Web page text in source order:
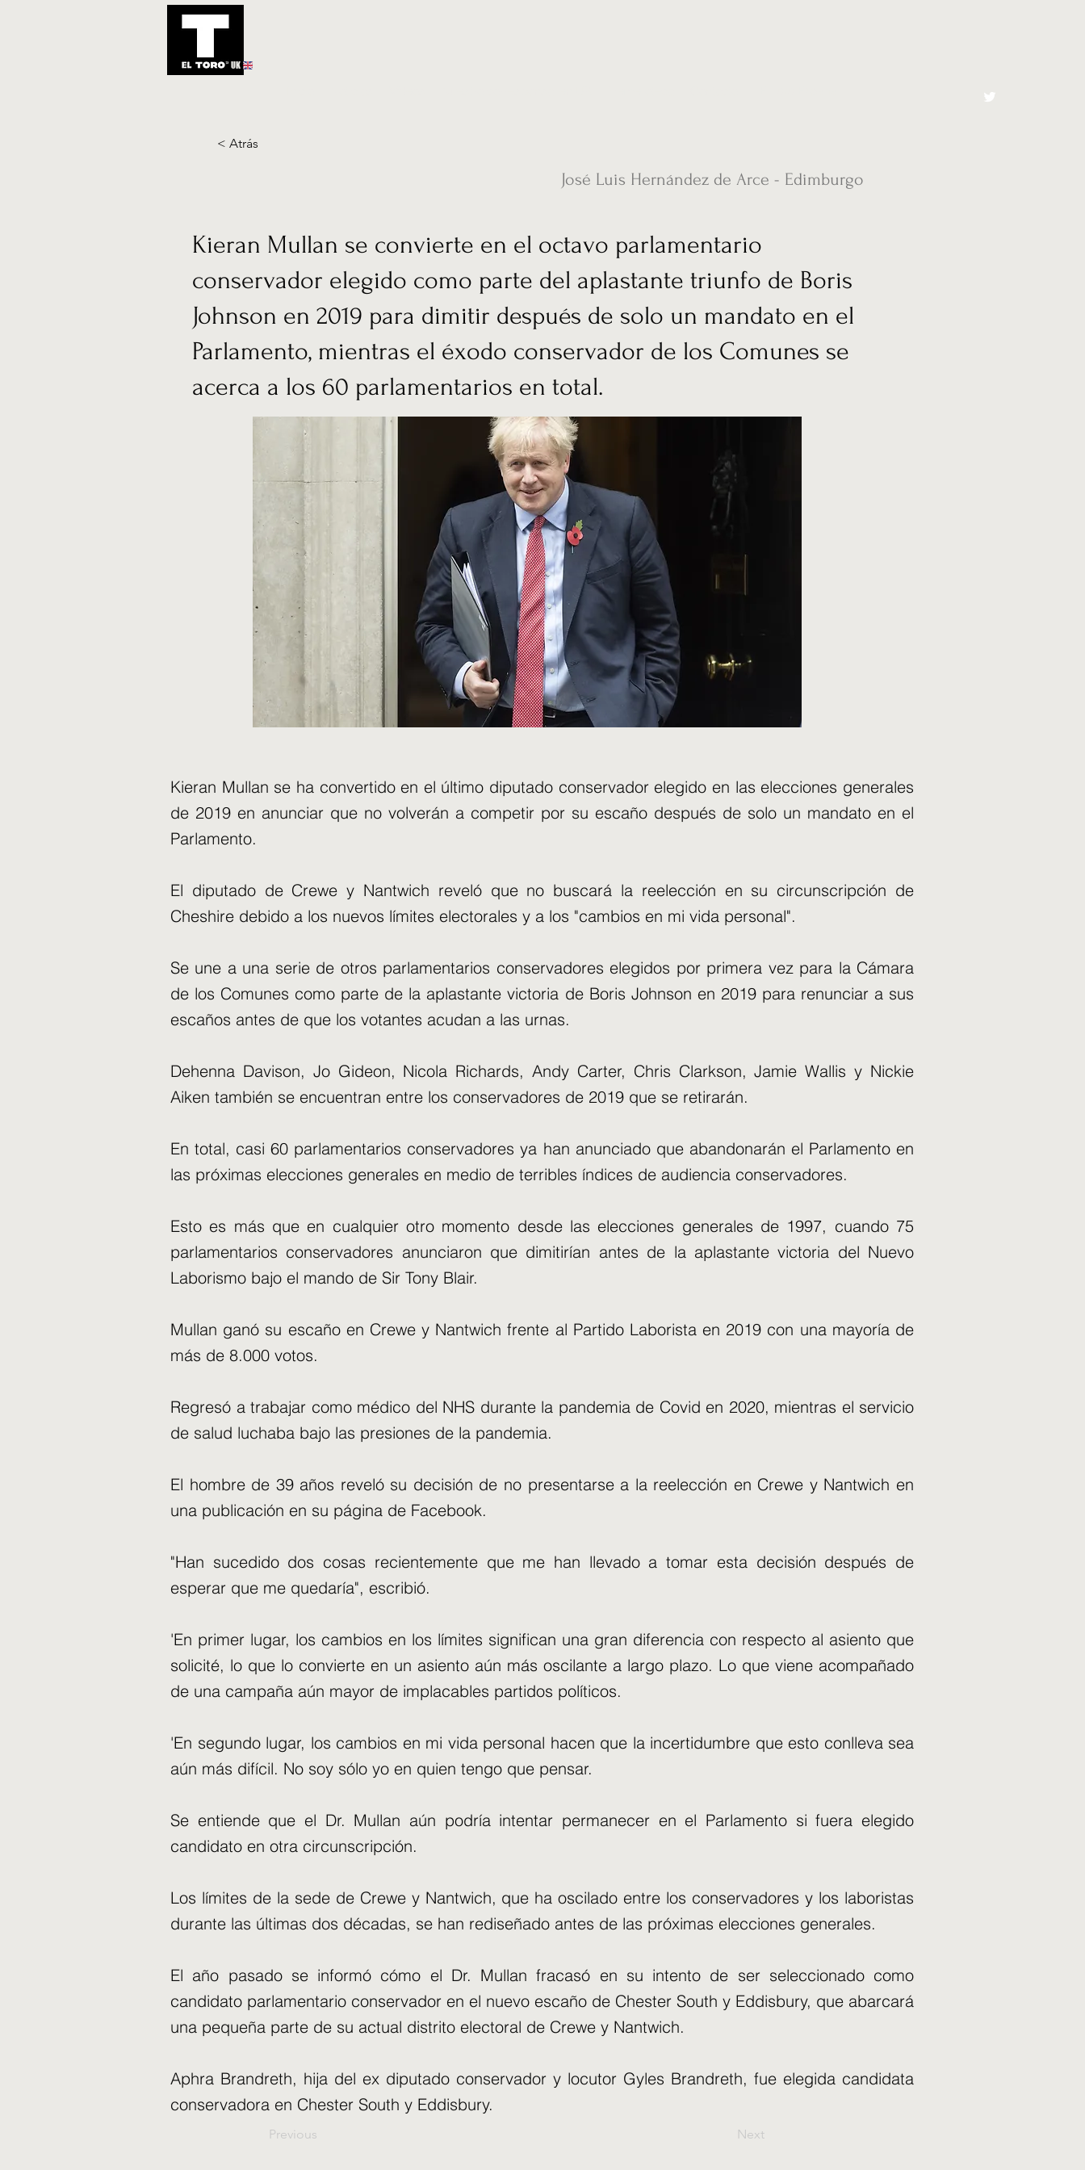
UK
< Atrás
José Luis Hernández de Arce - Edimburgo
Kieran Mullan se convierte en el octavo parlamentario
conservador elegido como parte del aplastante triunfo de Boris
Johnson en 2019 para dimitir después de solo un mandato en el
Parlamento, mientras el éxodo conservador de los Comunes se
acerca a los 60 parlamentarios en total.
Kieran Mullan se ha convertido en el último diputado conservador elegido en las elecciones generales
de 2019 en anunciar que no volverán a competir por su escaño después de solo un mandato en el
Parlamento.
El diputado de Crewe y Nantwich reveló que no buscará la reelección en su circunscripción de
Cheshire debido a los nuevos límites electorales y a los "cambios en mi vida personal".
Se une a una serie de otros parlamentarios conservadores elegidos por primera vez para la Cámara
de los Comunes como parte de la aplastante victoria de Boris Johnson en 2019 para renunciar a sus
escaños antes de que los votantes acudan a las urnas.
Dehenna Davison, Jo Gideon, Nicola Richards, Andy Carter, Chris Clarkson, Jamie Wallis y Nickie
Aiken también se encuentran entre los conservadores de 2019 que se retirarán.
En total, casi 60 parlamentarios conservadores ya han anunciado que abandonarán el Parlamento en
las próximas elecciones generales en medio de terribles índices de audiencia conservadores.
Esto es más que en cualquier otro momento desde las elecciones generales de 1997, cuando 75
parlamentarios conservadores anunciaron que dimitirían antes de la aplastante victoria del Nuevo
Laborismo bajo el mando de Sir Tony Blair.
Mullan ganó su escaño en Crewe y Nantwich frente al Partido Laborista en 2019 con una mayoría de
más de 8.000 votos.
Regresó a trabajar como médico del NHS durante la pandemia de Covid en 2020, mientras el servicio
de salud luchaba bajo las presiones de la pandemia.
El hombre de 39 años reveló su decisión de no presentarse a la reelección en Crewe y Nantwich en
una publicación en su página de Facebook.
"Han sucedido dos cosas recientemente que me han llevado a tomar esta decisión después de
esperar que me quedaría", escribió.
'En primer lugar, los cambios en los límites significan una gran diferencia con respecto al asiento que
solicité, lo que lo convierte en un asiento aún más oscilante a largo plazo. Lo que viene acompañado
de una campaña aún mayor de implacables partidos políticos.
'En segundo lugar, los cambios en mi vida personal hacen que la incertidumbre que esto conlleva sea
aún más difícil. No soy sólo yo en quien tengo que pensar.
Se entiende que el Dr. Mullan aún podría intentar permanecer en el Parlamento si fuera elegido
candidato en otra circunscripción.
Los límites de la sede de Crewe y Nantwich, que ha oscilado entre los conservadores y los laboristas
durante las últimas dos décadas, se han rediseñado antes de las próximas elecciones generales.
El año pasado se informó cómo el Dr. Mullan fracasó en su intento de ser seleccionado como
candidato parlamentario conservador en el nuevo escaño de Chester South y Eddisbury, que abarcará
una pequeña parte de su actual distrito electoral de Crewe y Nantwich.
Aphra Brandreth, hija del ex diputado conservador y locutor Gyles Brandreth, fue elegida candidata
conservadora en Chester South y Eddisbury.
Previous Next